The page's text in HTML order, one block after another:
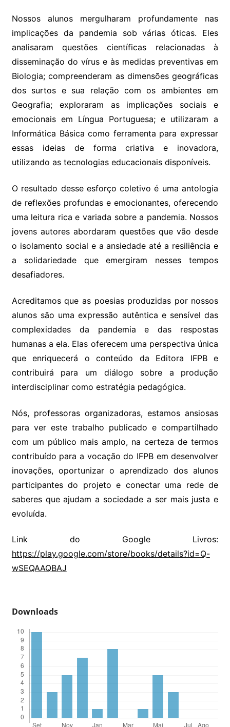
Nossos alunos mergulharam profundamente nas
implicações da pandemia sob várias óticas. Eles
analisaram questões científicas relacionadas à
disseminação do vírus e às medidas preventivas em
Biologia; compreenderam as dimensões geográficas
dos surtos e sua relação com os ambientes em
Geografia; exploraram as implicações sociais e
emocionais em Língua Portuguesa; e utilizaram a
Informática Básica como ferramenta para expressar
essas ideias de forma criativa e inovadora,
utilizando as tecnologias educacionais disponíveis.
O resultado desse esforço coletivo é uma antologia
de reflexões profundas e emocionantes, oferecendo
uma leitura rica e variada sobre a pandemia. Nossos
jovens autores abordaram questões que vão desde
o isolamento social e a ansiedade até a resiliência e
a solidariedade que emergiram nesses tempos
desafiadores.
Acreditamos que as poesias produzidas por nossos
alunos são uma expressão autêntica e sensível das
complexidades da pandemia e das respostas
humanas a ela. Elas oferecem uma perspectiva única
que enriquecerá o conteúdo da Editora IFPB e
contribuirá para um diálogo sobre a produção
interdisciplinar como estratégia pedagógica.
Nós, professoras organizadoras, estamos ansiosas
para ver este trabalho publicado e compartilhado
com um público mais amplo, na certeza de termos
contribuído para a vocação do IFPB em desenvolver
inovações, oportunizar o aprendizado dos alunos
participantes do projeto e conectar uma rede de
saberes que ajudam a sociedade a ser mais justa e
evoluída.
Link do Google Livros:
https://play.google.com/store/books/details?id=Q-
wSEQAAQBAJ
Downloads